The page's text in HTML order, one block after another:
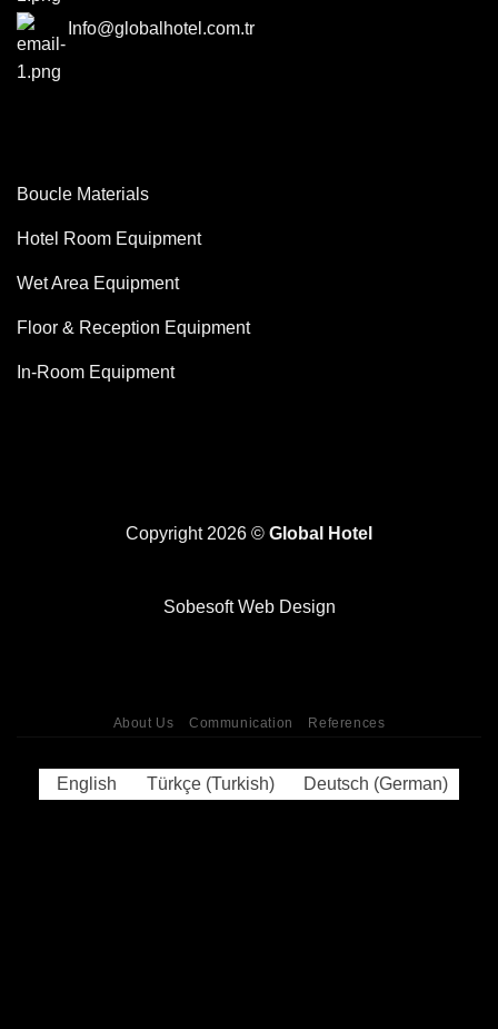
Info@globalhotel.com.tr
Boucle Materials
Hotel Room Equipment
Wet Area Equipment
Floor & Reception Equipment
In-Room Equipment
Copyright 2026 © Global Hotel
SobesoftWeb Design
About Us Communication References
English Türkçe(Turkish) Deutsch (German)